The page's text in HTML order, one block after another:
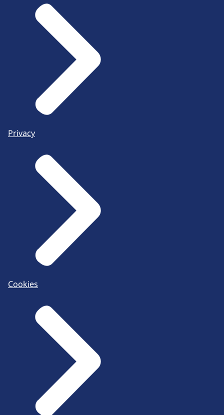
Privacy
Cookies